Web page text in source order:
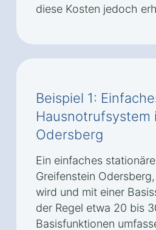
diese Kosten jedoch
Beispiel 1:
Hausnotrufsystem
Odersberg
Ein einfaches
Greifenstein
wird und mit einer
der Regel etwa 20 bis
Basisfunktionen